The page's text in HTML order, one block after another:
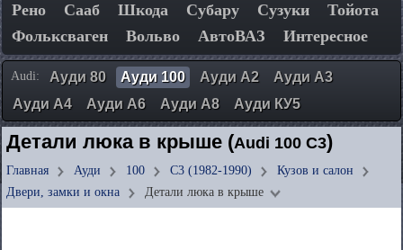
Рено
Сааб Шкода Субару Сузуки
Тойота
Фольксваген
Вольво АвтоВАЗ Интересное
Audi: Ауди 80 Ауди 100 Ауди А2
Ауди А3
Ауди А4
Ауди А6 Ауди А8 Ауди КУ5
Детали люка в крыше (Audi 100 C3)
Главная Ауди 100 C3 (1982-1990)
Кузов и салон
Двери, замки и окна
Детали люка в крыше